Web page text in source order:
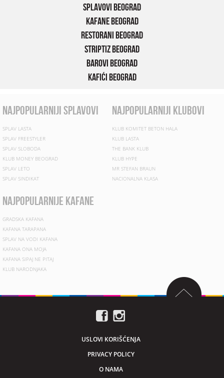
Splavovi Beograd
Kafane Beograd
Restorani Beograd
Striptiz Beograd
Barovi Beograd
Kafići Beograd
najpopularniji splavovi
SPLAV LASTA
SPLAV FREESTYLER
SPLAV SLOBODA
KLUB MONEY BEOGRAD
SPLAV LETO
SPLAV SINDIKAT
najpopularniji klubovi
KLUB KOMITET BETON HALA
KLUB LASTA
THE BANK KLUB
KLUB HYPE
MR STEFAN BRAUN
NACIONALNA KLASA
najpopularnije kafane
GRADSKA KAFANA
KAFANA TARAPANA
SPLAV NA VODI KAFANA
KAFANA ONA MOJA
KAFANA SIPAJ NE PITAJ
KLUB NARODNJAKA
USLOVI KORIŠĆENJA
PRIVACY POLICY
O NAMA